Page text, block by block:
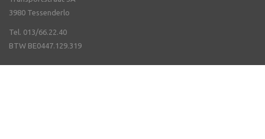
3980 Tessenderlo
Tel. 013/66.22.40
BTW BE0447.129.319